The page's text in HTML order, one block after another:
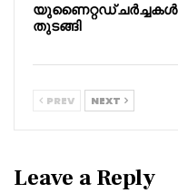
യുണൈറ്റഡ് ചർച്ചകൾ
തുടങ്ങി
PREV NEXT
Leave a Reply